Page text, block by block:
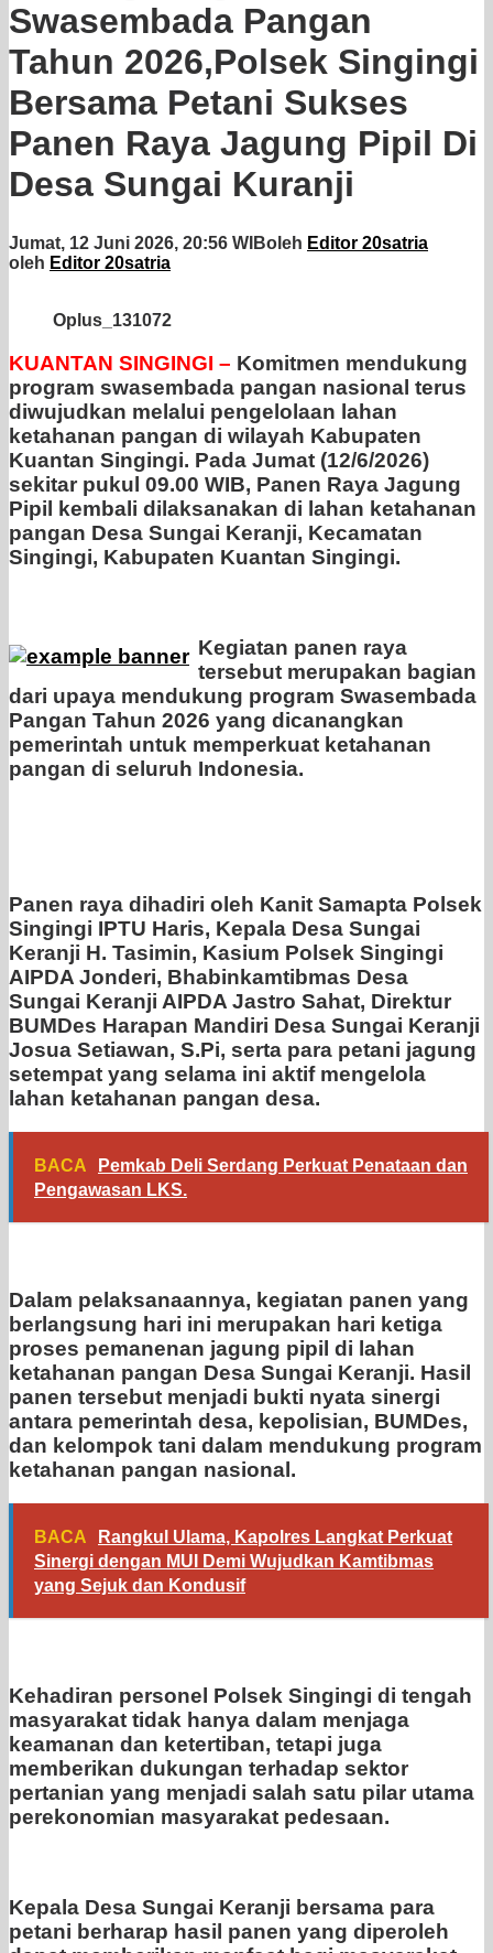
Swasembada Pangan
Tahun 2026,Polsek Singingi
Bersama Petani Sukses
Panen Raya Jagung Pipil Di
Desa Sungai Kuranji
Jumat, 12 Juni 2026, 20:56 WIBoleh Editor 20satria
oleh Editor 20satria
Oplus_131072
KUANTAN SINGINGI – Komitmen mendukung
program swasembada pangan nasional terus
diwujudkan melalui pengelolaan lahan
ketahanan pangan di wilayah Kabupaten
Kuantan Singingi. Pada Jumat (12/6/2026)
sekitar pukul 09.00 WIB, Panen Raya Jagung
Pipil kembali dilaksanakan di lahan ketahanan
pangan Desa Sungai Keranji, Kecamatan
Singingi, Kabupaten Kuantan Singingi.
Kegiatan panen raya
tersebut merupakan bagian
dari upaya mendukung program Swasembada
Pangan Tahun 2026 yang dicanangkan
pemerintah untuk memperkuat ketahanan
pangan di seluruh Indonesia.
Panen raya dihadiri oleh Kanit Samapta Polsek
Singingi IPTU Haris, Kepala Desa Sungai
Keranji H. Tasimin, Kasium Polsek Singingi
AIPDA Jonderi, Bhabinkamtibmas Desa
Sungai Keranji AIPDA Jastro Sahat, Direktur
BUMDes Harapan Mandiri Desa Sungai Keranji
Josua Setiawan, S.Pi, serta para petani jagung
setempat yang selama ini aktif mengelola
lahan ketahanan pangan desa.
BACA
Pemkab Deli Serdang Perkuat Penataan dan
Pengawasan LKS.
Dalam pelaksanaannya, kegiatan panen yang
berlangsung hari ini merupakan hari ketiga
proses pemanenan jagung pipil di lahan
ketahanan pangan Desa Sungai Keranji. Hasil
panen tersebut menjadi bukti nyata sinergi
antara pemerintah desa, kepolisian, BUMDes,
dan kelompok tani dalam mendukung program
ketahanan pangan nasional.
BACA
Rangkul Ulama, Kapolres Langkat Perkuat
Sinergi dengan MUI Demi Wujudkan Kamtibmas
yang Sejuk dan Kondusif
Kehadiran personel Polsek Singingi di tengah
masyarakat tidak hanya dalam menjaga
keamanan dan ketertiban, tetapi juga
memberikan dukungan terhadap sektor
pertanian yang menjadi salah satu pilar utama
perekonomian masyarakat pedesaan.
Kepala Desa Sungai Keranji bersama para
petani berharap hasil panen yang diperoleh